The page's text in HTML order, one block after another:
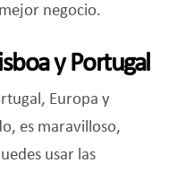
negocio.
y Portugal
Europa y
es maravilloso,
usar las